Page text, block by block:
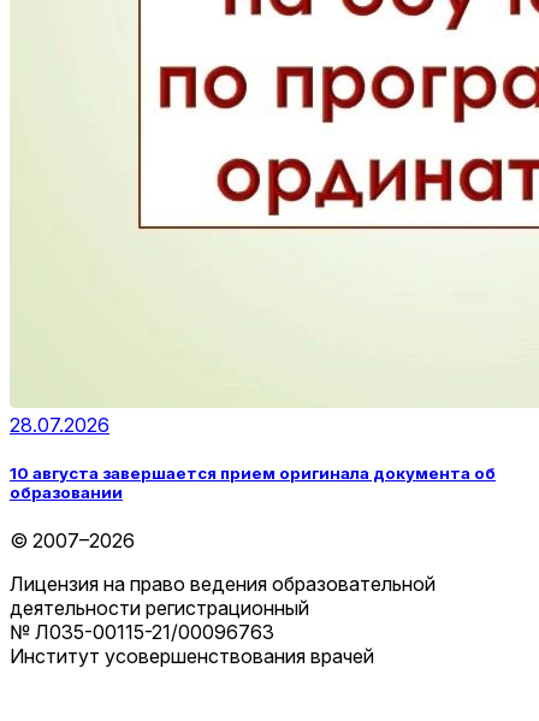
28.07.2026
10 августа завершается прием оригинала документа об
образовании
© 2007–2026
Лицензия на право ведения образовательной
деятельности регистрационный
№ Л035-00115-21/00096763
Институт усовершенствования врачей